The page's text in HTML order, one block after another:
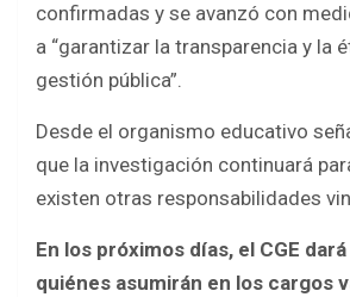
confirmadas y se avanzó con
a “garantizar la transparencia y la
gestión pública”.
Desde el organismo educativo
que la investigación continuará
existen otras responsabilidades
En los próximos días, el CGE
quiénes asumirán en los cargos